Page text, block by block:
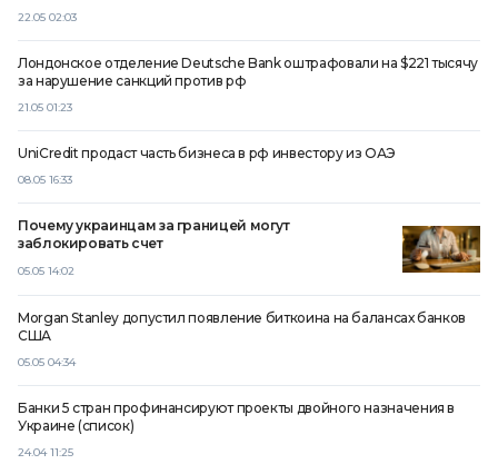
22.05 02:03
21.05 01:23
Лондонское отделение Deutsche Bank оштрафовали на $221 тысячу
за нарушение санкций против рф
08.05 16:33
UniCredit продаст часть бизнеса в рф инвестору из ОАЭ
05.05 14:02
Почему украинцам за границей могут
заблокировать счет
05.05 04:34
Morgan Stanley допустил появление биткоина на балансах банков
США
24.04 11:25
Банки 5 стран профинансируют проекты двойного назначения в
Украине (список)